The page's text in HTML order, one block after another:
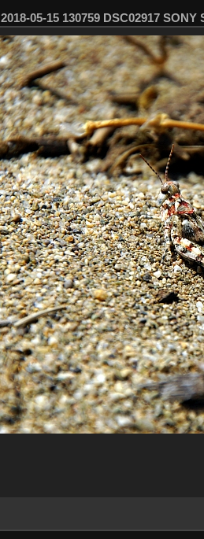
2018-05-15 130759 DSC02917 SONY